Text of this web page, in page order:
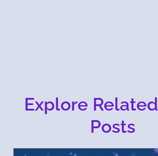
Explore
Posts